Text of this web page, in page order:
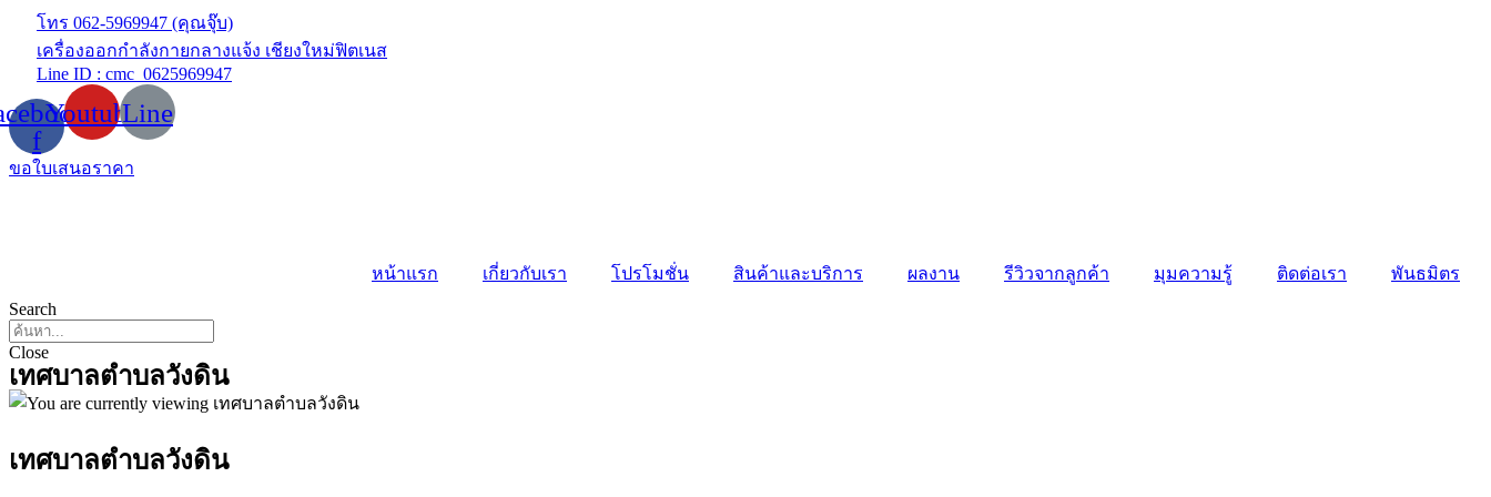
Skip
content
โทร 062-5969947 (คุณจุ๊บ)
เครื่องออกกำลังกายกลางแจ้ง เชียงใหม่ฟิตเนส
Line ID : cmc_0625969947
f
YoutubeLine
ขอใบเสนอราคา
หน้าแรก เกี่ยวกับเรา โปรโมชั่น สินค้าและบริการ ผลงาน รีวิวจากลูกค้า มุมความรู้ ติดต่อเรา
พันธมิตร
Search
Close
เทศบาลตำบลวังดิน
เทศบาลตำบลวังดิน